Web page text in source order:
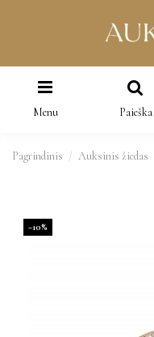
Menu Paieška
Pagrindinis Auksinis žiedas
−10%